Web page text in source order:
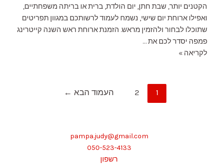
הקטנים יותר, שבת חתן, יום הולדת, ברית או בריתה משפחתיים,
ואפילו ארוחת יום שישי, נשמח לעמוד לרשותכם במגוון תפריטים
שתוכלו לבחור ולהזמין מראש. הזמנת ארוחת ראש השנה קייטרינג
פמפה יסדר לכם את …
הזמנת
לקריאה »
1
2 העמוד הבא ←
pampa.judy@gmail.com
050-523-4133
רשפון